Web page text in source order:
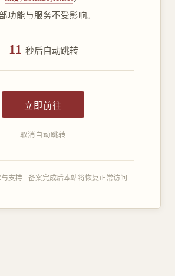
功能与服务不受影响。
11 秒后自动跳转
立即前往
取消自动跳转
支持 · 备案完成后本站将恢复正常访问